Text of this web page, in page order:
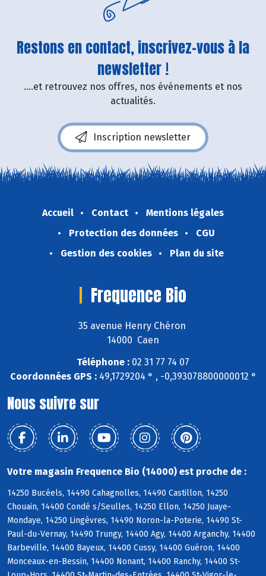
Restons en contact, inscrivez-vous à la
newsletter !
....et retrouvez nos offres, nos événements et nos
actualités.
Inscription newsletter
Accueil Contact
Mentions légales
Protection des données
CGU
Gestion des cookies
Plan du site
Frequence Bio
35 avenue Henry Chéron
14000 Caen
Téléphone : 02 31 77 74 07
Coordonnées GPS :49,1729204 ° , -0,393078800000012 °
Nous suivre sur
Votre magasin Frequence Bio (14000) est proche de :
14250 Bucéels, 14490 Cahagnolles, 14490 Castillon, 14250
Chouain, 14400 Condé s/Seulles, 14250 Ellon, 14250 Juaye-
Mondaye, 14250 Lingèvres, 14490 Noron-la-Poterie, 14490 St-
Paul-du-Vernay, 14490 Trungy, 14400 Agy, 14400 Arganchy, 14400
Barbeville, 14400 Bayeux, 14400 Cussy, 14400 Guéron, 14400
Monceaux-en-Bessin, 14400 Nonant, 14400 Ranchy, 14400 St-